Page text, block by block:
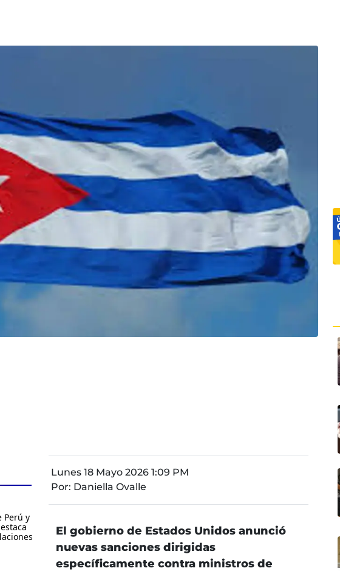
Perú y
Lunes 18 Mayo 2026 1:09 PM
Por: Daniella Ovalle
El gobierno de Estados Unidos anunció
nuevas sanciones dirigidas
específicamente contra ministros de